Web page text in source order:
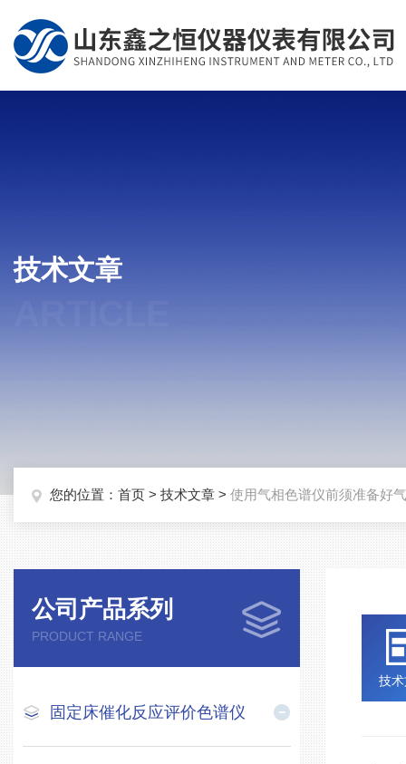
技术文章
您的位置： 首页 > 技术文章 > 使用气相色谱仪前须准备好
公司产品系列
PRODUCT RANGE
固定床催化反应评价色谱仪
技